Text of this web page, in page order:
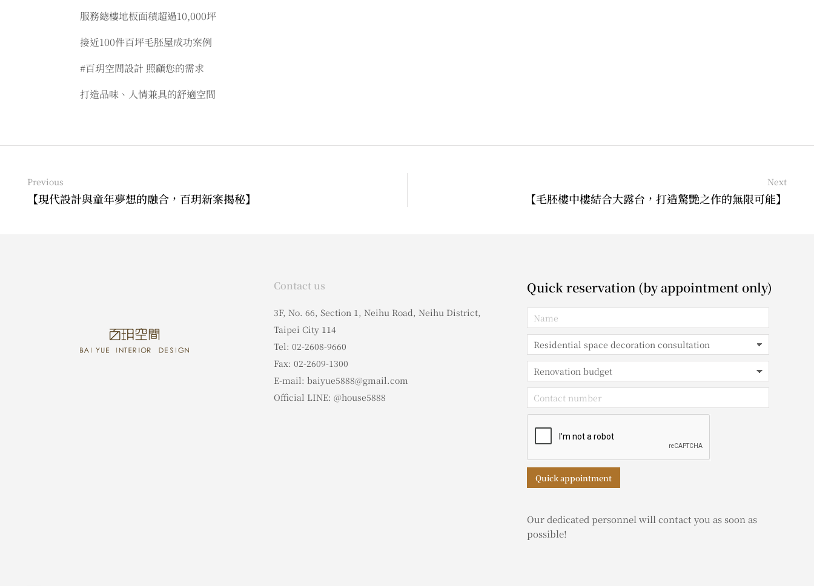
服務總樓地板面積超過10,000坪
接近100件百坪毛胚屋成功案例
#百玥空間設計 照顧您的需求
打造品味、人情兼具的舒適空間
Previous
【現代設計與童年夢想的融合，百玥新案揭秘】
Next
【毛胚樓中樓結合大露台，打造驚艷之作的無限可能】
Contact us
3F, No. 66, Section 1, Neihu Road, Neihu District,
Taipei City 114
Tel: 02-2608-9660
Fax: 02-2609-1300
E-mail: baiyue5888@gmail.com
Official LINE: @house5888
Quick reservation (by appointment only)
Quick appointment
Our dedicated personnel will contact you as soon as
possible!